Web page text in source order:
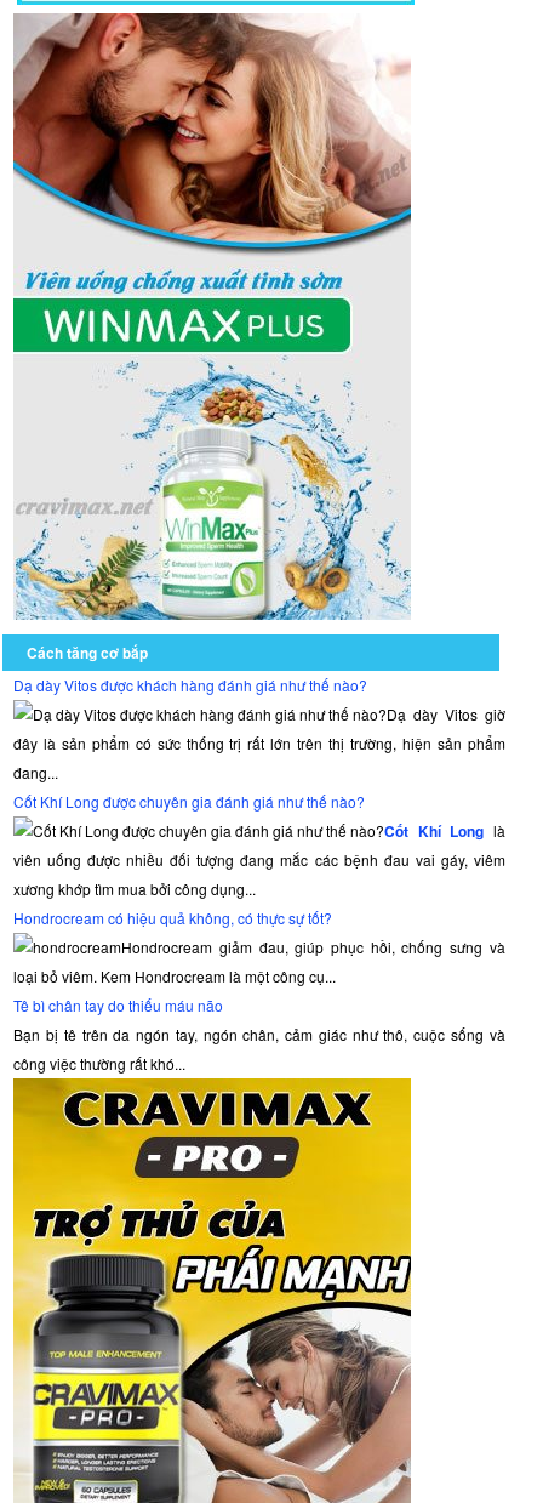
Cách tăng cơ bắp
Dạ dày Vitos được khách hàng đánh giá như thế nào?
Dạ dày Vitos giờ
đây là sản phẩm có sức thống trị rất lớn trên thị trường, hiện sản phẩm
đang...
Cốt Khí Long được chuyên gia đánh giá như thế nào?
Cốt Khí Long là
viên uống được nhiều đối tượng đang mắc các bệnh đau vai gáy, viêm
xương khớp tìm mua bởi công dụng...
Hondrocream có hiệu quả không, có thực sự tốt?
Hondrocream giảm đau, giúp phục hồi, chống sưng và
loại bỏ viêm. Kem Hondrocream là một công cụ...
Tê bì chân tay do thiếu máu não
Bạn bị tê trên da ngón tay, ngón chân, cảm giác như thô, cuộc sống và
công việc thường rất khó...